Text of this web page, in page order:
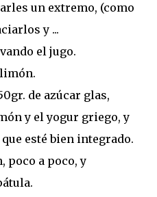
un extremo, (como
y ...
el jugo.
de azúcar glas,
y el yogur griego, y
esté bien integrado.
poco a poco, y